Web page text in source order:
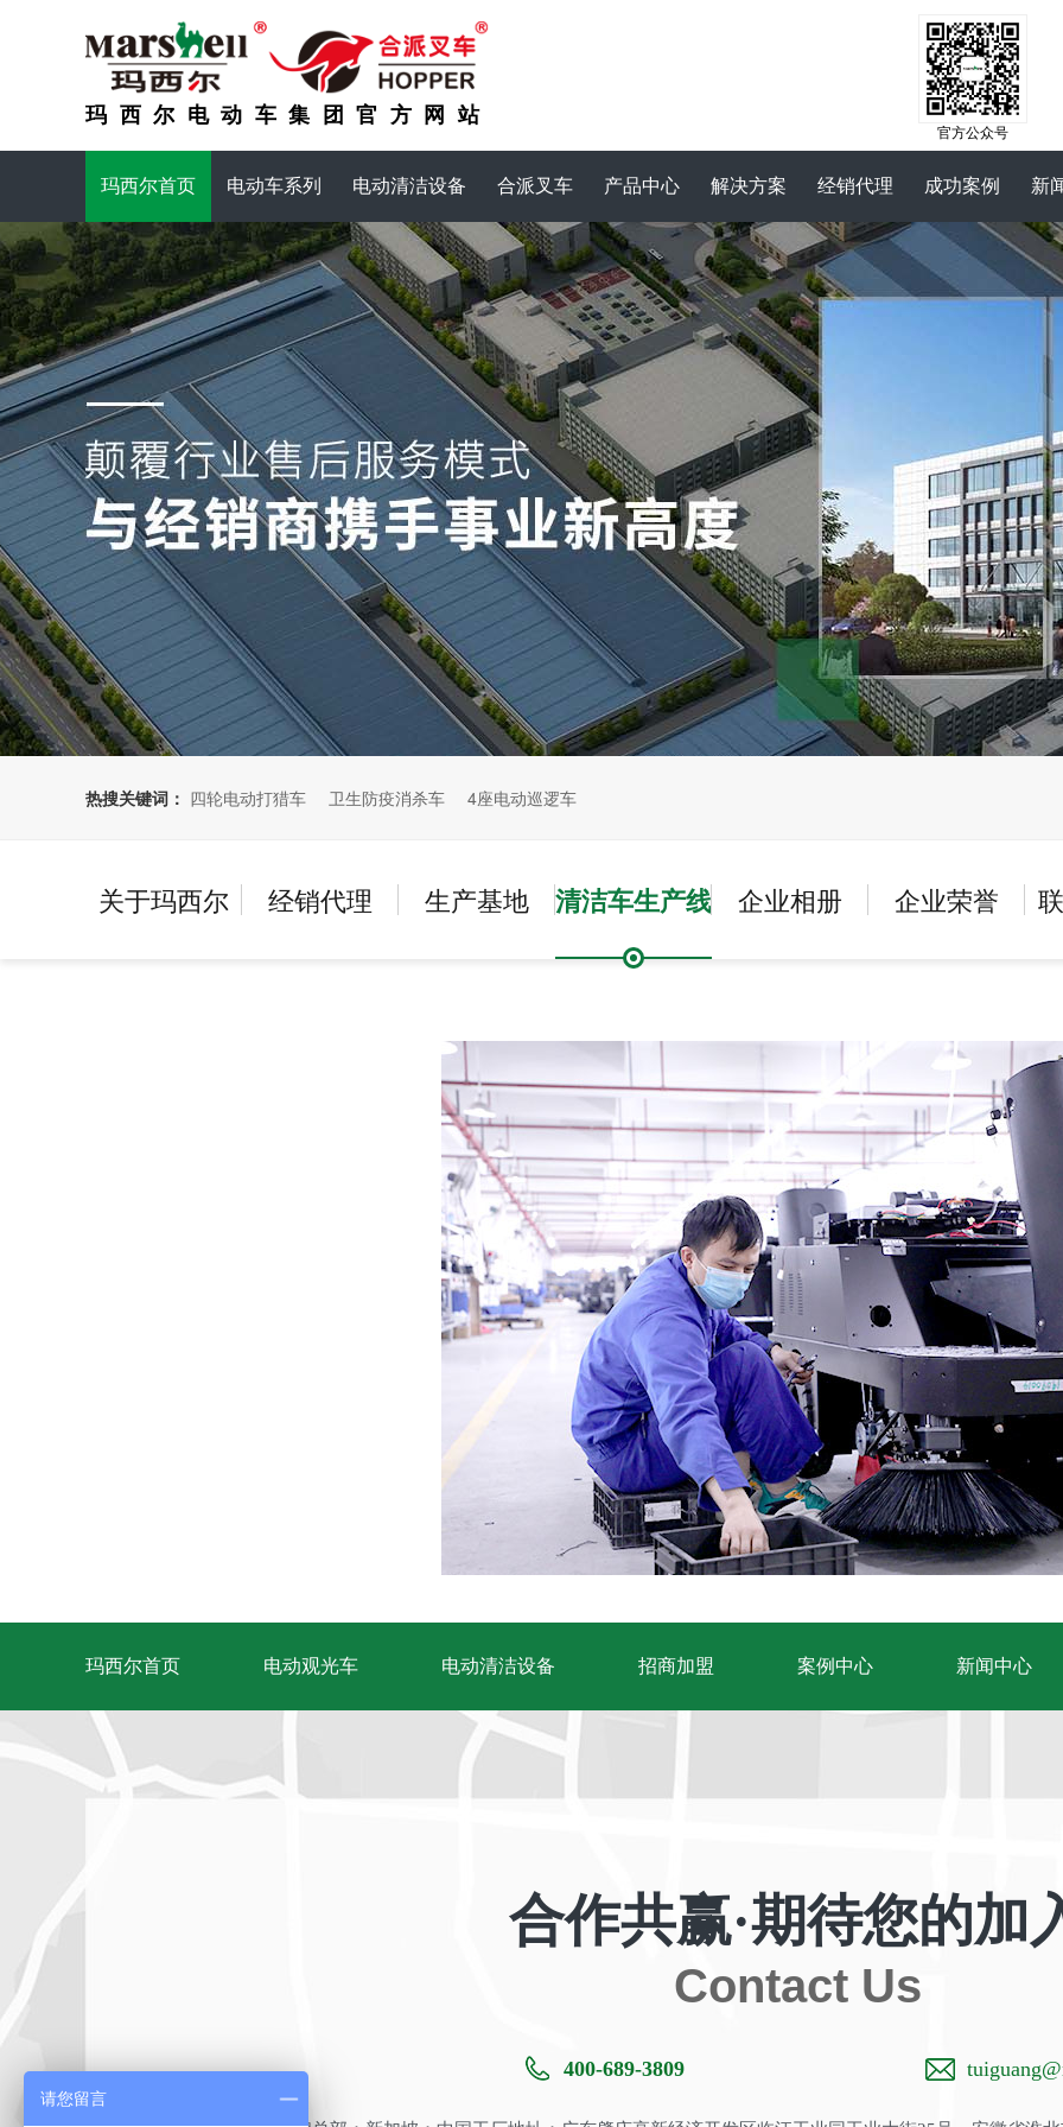
玛西尔电动车集团官方网站
官方公众号
玛西尔首页 电动车系列 电动清洁设备 合派叉车 产品中心 解决方案 经销代理 成功案例 新
热搜关键词： 四轮电动打猎车 卫生防疫消杀车 4座电动巡逻车
关于玛西尔 经销代理 生产基地 清洁车生产线 企业相册 企业荣誉
玛西尔首页 电动观光车 电动清洁设备 招商加盟 案例中心 新闻中心
合作共赢·期待您的加
Contact Us
400-689-3809
请您留言